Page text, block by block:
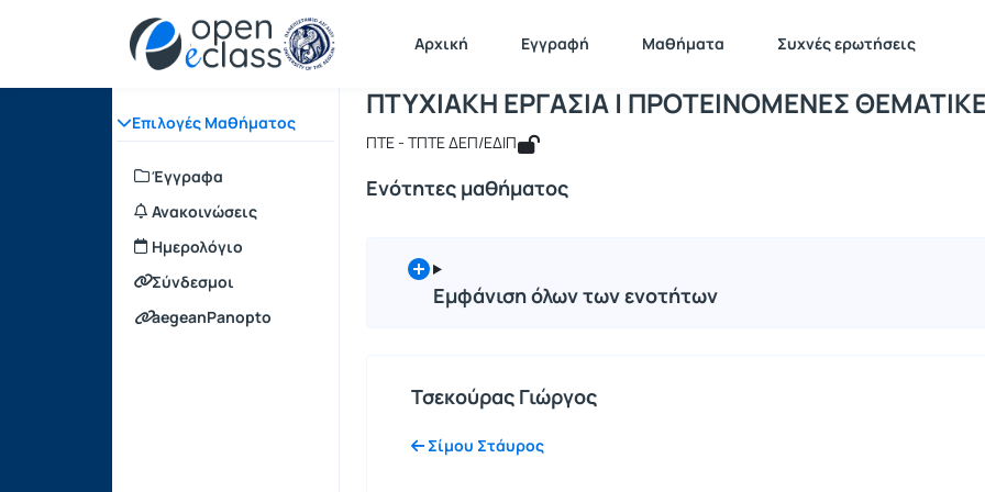
Αρχική Εγγραφή Μαθήματα Συχνές ερωτήσεις
Επιλογές Μαθήματος
Έγγραφα
Ανακοινώσεις
Ημερολόγιο
Σύνδεσμοι
aegeanPanopto
Αρχική Σελίδα ΠΤΥΧΙΑΚΗ ΕΡΓΑΣΙΑ | ΠΡΟΤΕΙΝΟΜΕΝΕΣ ΘΕΜΑΤΙΚΕΣ Ενότητες
Μάθημα : ΠΤΥΧΙΑΚΗ ΕΡΓΑΣΙΑ | ΠΡΟΤΕΙΝΟΜΕΝΕΣ
Κωδικός : 131349
ΠΤΥΧΙΑΚΗ ΕΡΓΑΣΙΑ | ΠΡΟΤΕΙΝΟΜΕΝΕΣ
ΠΤΕ - ΤΠΤΕ ΔΕΠ/ΕΔΙΠ
Ενότητες μαθήματος
Εμφάνιση όλων των ενοτήτων
Τσεκούρας Γιώργος
Σίμου Στάυρος